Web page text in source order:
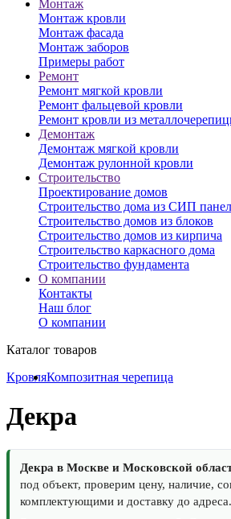
Монтаж
Монтаж кровли
Монтаж фасада
Монтаж заборов
Примеры работ
Ремонт
Ремонт мягкой кровли
Ремонт фальцевой кровли
Ремонт кровли из
Демонтаж
Демонтаж мягкой кровли
Демонтаж рулонной кровли
Строительство
Проектирование домов
Строительство дома из СИП
Строительство домов из блоков
Строительство домов из кирпича
Строительство каркасного дома
Строительство фундамента
О компании
Контакты
Наш блог
О компании
Каталог товаров
КровляКомпозитная черепица
Декра
Декра в Москве и Московской
под объект, проверим цену, наличие,
комплектующими и доставку до адреса.